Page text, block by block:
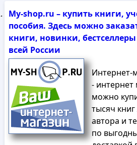
My-shop.ru – купить книги,
пособия. Здесь можно
книги, новинки,
всей России
Интернет-
- интернет
можно
тысяч
автора и
по